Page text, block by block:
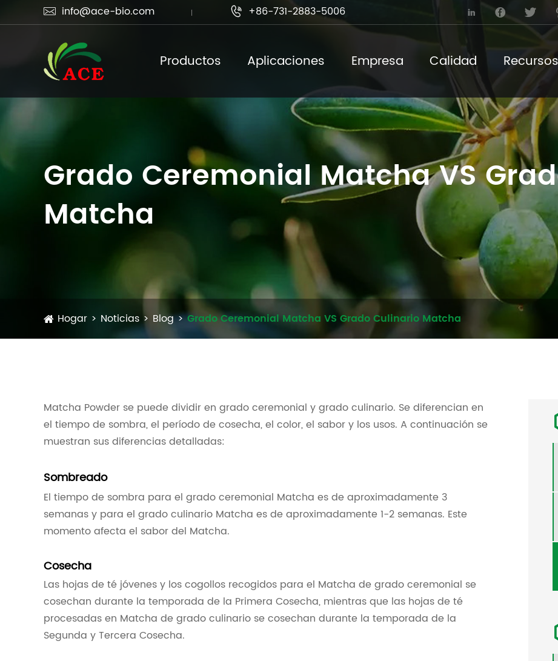
 info@ace-bio.com  +86-731-2883-5006   
Productos Aplicaciones Empresa Calidad Recursos
Grado Ceremonial Matcha VS
Matcha
Hogar Noticias Blog Grado Ceremonial Matcha VS Grado Culinario Matcha
Matcha Powder se puede dividir en grado ceremonial y grado culinario. Se diferencian en
el tiempo de sombra, el período de cosecha, el color, el sabor y los usos. A continuación se
muestran sus diferencias detalladas:
Sombreado
El tiempo de sombra para el grado ceremonial Matcha es de aproximadamente 3
semanas y para el grado culinario Matcha es de aproximadamente 1-2 semanas. Este
momento afecta el sabor del Matcha.
Cosecha
Las hojas de té jóvenes y los cogollos recogidos para el Matcha de grado ceremonial se
cosechan durante la temporada de la Primera Cosecha, mientras que las hojas de té
procesadas en Matcha de grado culinario se cosechan durante la temporada de la
Segunda y Tercera Cosecha.